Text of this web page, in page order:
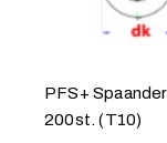
PFS+
200st. (T10)